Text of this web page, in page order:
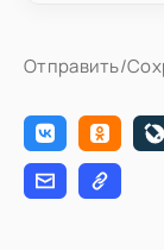
Отправить/